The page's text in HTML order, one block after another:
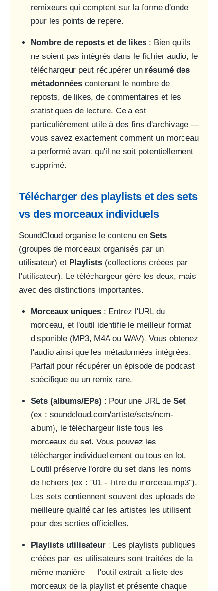
remixeurs qui comptent sur la forme d'onde
pour les points de repère.
Nombre de reposts et de likes: Bien qu'ils
ne soient pas intégrés dans le fichier audio, le
téléchargeur peut récupérer un résumé des
métadonnéescontenant le nombre de
reposts, de likes, de commentaires et les
statistiques de lecture. Cela est
particulièrement utile à des fins d'archivage —
vous savez exactement comment un morceau
a performé avant qu'il ne soit potentiellement
supprimé.
Télécharger des playlists et des sets
vs des morceaux individuels
SoundCloud organise le contenu en Sets
(groupes de morceaux organisés par un
utilisateur) et Playlists(collections créées par
l'utilisateur). Le téléchargeur gère les deux, mais
avec des distinctions importantes.
Morceaux uniques: Entrez l'URL du
morceau, et l'outil identifie le meilleur format
disponible (MP3, M4A ou WAV). Vous obtenez
l'audio ainsi que les métadonnées intégrées.
Parfait pour récupérer un épisode de podcast
spécifique ou un remix rare.
Sets (albums/EPs) : Pour une URL de Set
(ex : soundcloud.com/artiste/sets/nom-
album), le téléchargeur liste tous les
morceaux du set. Vous pouvez les
télécharger individuellement ou tous en lot.
L'outil préserve l'ordre du set dans les noms
de fichiers (ex : "01 - Titre du morceau.mp3").
Les sets contiennent souvent des uploads de
meilleure qualité car les artistes les utilisent
pour des sorties officielles.
Playlists utilisateur: Les playlists publiques
créées par les utilisateurs sont traitées de la
même manière — l'outil extrait la liste des
morceaux de la playlist et présente chaque